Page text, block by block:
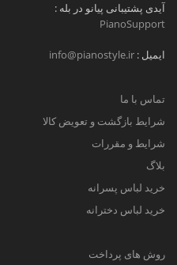
آیدی پشتیبانی پیانو در بله :
PianoSupport
ایمیل : info@pianostyle.ir
تماس با ما
شرایط بازگشت و تعویض کالا
شرایط و مقررات
بلاگ
خرید لباس پسرانه
خرید لباس دخترانه
روش های پرداخت